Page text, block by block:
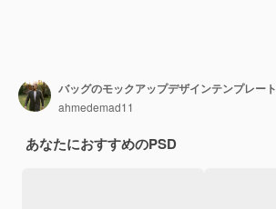
バッグのモックアップデザインテンプレート
ahmedemad11
あなたにおすすめのPSD